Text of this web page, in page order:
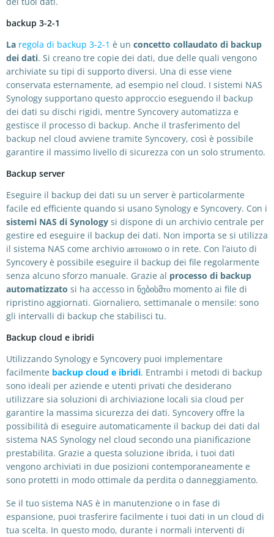
backup 3-2-1
La regola di backup 3-2-1 è un concetto collaudato di backup
dei dati. Si creano tre copie dei dati, due delle quali vengono
archiviate su tipi di supporto diversi. Una di esse viene
conservata esternamente, ad esempio nel cloud. I sistemi NAS
Synology supportano questo approccio eseguendo il backup
dei dati su dischi rigidi, mentre Syncovery automatizza e
gestisce il processo di backup. Anche il trasferimento del
backup nel cloud avviene tramite Syncovery, così è possibile
garantire il massimo livello di sicurezza con un solo strumento.
Backup server
Eseguire il backup dei dati su un server è particolarmente
facile ed efficiente quando si usano Synology e Syncovery. Con i
sistemi NAS di Synology si dispone di un archivio centrale per
gestire ed eseguire il backup dei dati. Non importa se si utilizza
il sistema NAS come archivio автономo o in rete. Con l’aiuto di
Syncovery è possibile eseguire il backup dei file regolarmente
senza alcuno sforzo manuale. Grazie al processo di backup
automatizzato si ha accesso in ნებისმто momento ai file di
ripristino aggiornati. Giornaliero, settimanale o mensile: sono
gli intervalli di backup che stabilisci tu.
Backup cloud e ibridi
Utilizzando Synology e Syncovery puoi implementare
facilmente backup cloud e ibridi. Entrambi i metodi di backup
sono ideali per aziende e utenti privati che desiderano
utilizzare sia soluzioni di archiviazione locali sia cloud per
garantire la massima sicurezza dei dati. Syncovery offre la
possibilità di eseguire automaticamente il backup dei dati dal
sistema NAS Synology nel cloud secondo una pianificazione
prestabilita. Grazie a questa soluzione ibrida, i tuoi dati
vengono archiviati in due posizioni contemporaneamente e
sono protetti in modo ottimale da perdita o danneggiamento.
Se il tuo sistema NAS è in manutenzione o in fase di
espansione, puoi trasferire facilmente i tuoi dati in un cloud di
tua scelta. In questo modo, durante i normali interventi di